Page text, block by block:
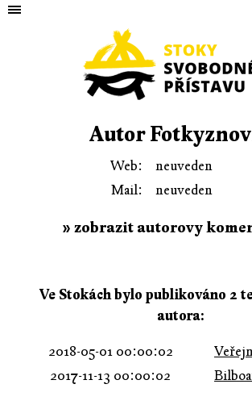
Autor
Web:
neuveden
Mail:
neuveden
» zobrazit autorovy
Ve Stokách bylo publikováno 2
autora:
2018-05-01 00:00:02
2017-11-13 00:00:02